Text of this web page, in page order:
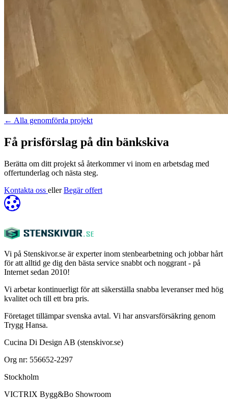
← Alla genomförda projekt
Få prisförslag på din bänkskiva
Berätta om ditt projekt så återkommer vi inom en arbetsdag med
offertunderlag och nästa steg.
Kontakta oss eller Begär offert
Vi på Stenskivor.se är experter inom stenbearbetning och jobbar hårt
för att alltid ge dig den bästa service snabbt och noggrant - på
Internet sedan 2010!
Vi arbetar kontinuerligt för att säkerställa snabba leveranser med hög
kvalitet och till ett bra pris.
Företaget tillämpar svenska avtal. Vi har ansvarsförsäkring genom
Trygg Hansa.
Cucina Di Design AB (stenskivor.se)
Org nr: 556652-2297
Stockholm
VICTRIX Bygg&Bo Showroom